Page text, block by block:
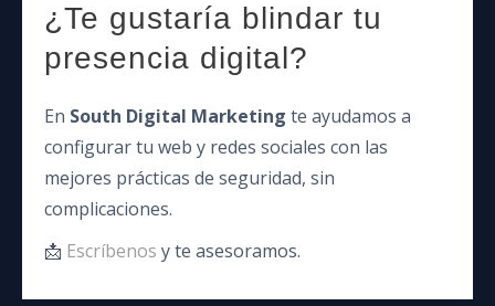
¿Te gustaría blindar tu
presencia digital?
En South Digital Marketing te ayudamos a
configurar tu web y redes sociales con las
mejores prácticas de seguridad, sin
complicaciones.
📩 Escríbenos y te asesoramos.